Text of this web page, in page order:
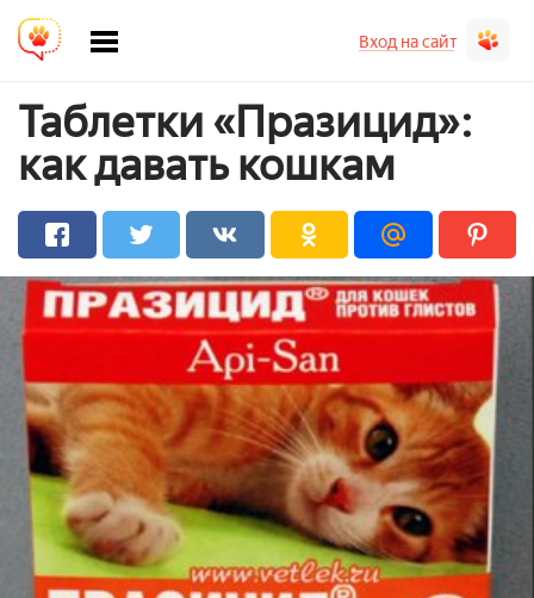
Вход на сайт
Таблетки «Празицид»:
как давать кошкам